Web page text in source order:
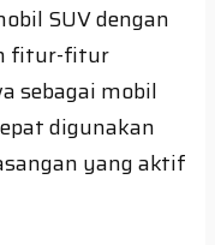
SUV dengan
fitur-fitur
sebagai mobil
digunakan
yang aktif